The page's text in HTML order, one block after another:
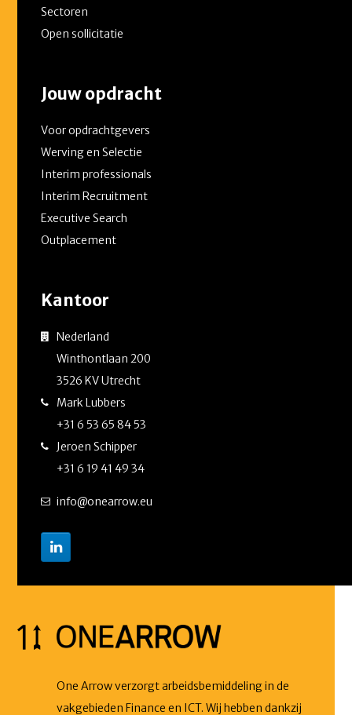
One Arrow verzorgt arbeidsbemiddeling in de
vakgebieden Finance en ICT. Wij hebben dankzij
Sectoren
Open sollicitatie
Jouw opdracht
Voor opdrachtgevers
Werving en Selectie
Interim professionals
Interim Recruitment
Executive Search
Outplacement
Kantoor
Nederland
Winthontlaan 200
3526 KV Utrecht
Mark Lubbers
+31 6 53 65 84 53
Jeroen Schipper
+31 6 19 41 49 34
info@onearrow.eu